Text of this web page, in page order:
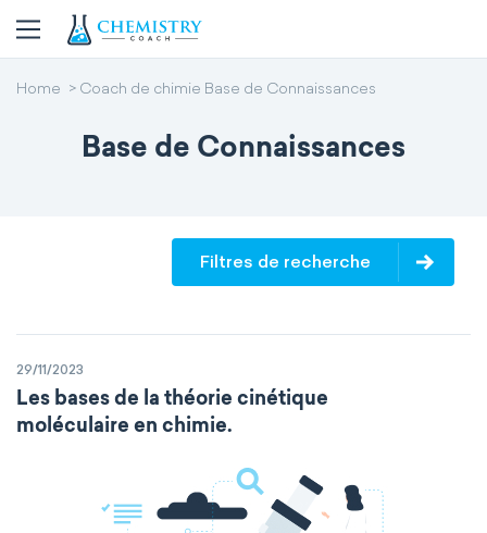
Home Coach de chimie Base de Connaissances
Base de Connaissances
Filtres de recherche
29/11/2023
Les bases de la théorie cinétique
moléculaire en chimie.